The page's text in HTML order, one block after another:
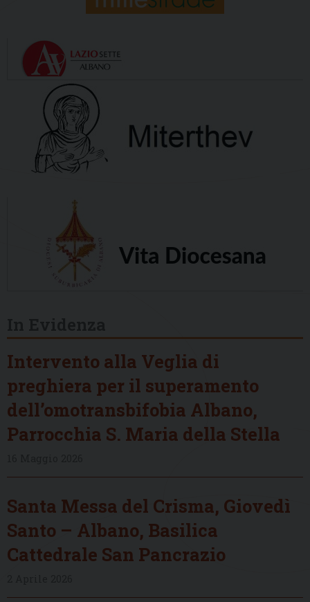
Intervento alla Veglia di
preghiera per il superamento
dell’omotransbifobia Albano,
Parrocchia S. Maria della Stella
Santa Messa del Crisma, Giovedì
Santo – Albano, Basilica
Cattedrale San Pancrazio